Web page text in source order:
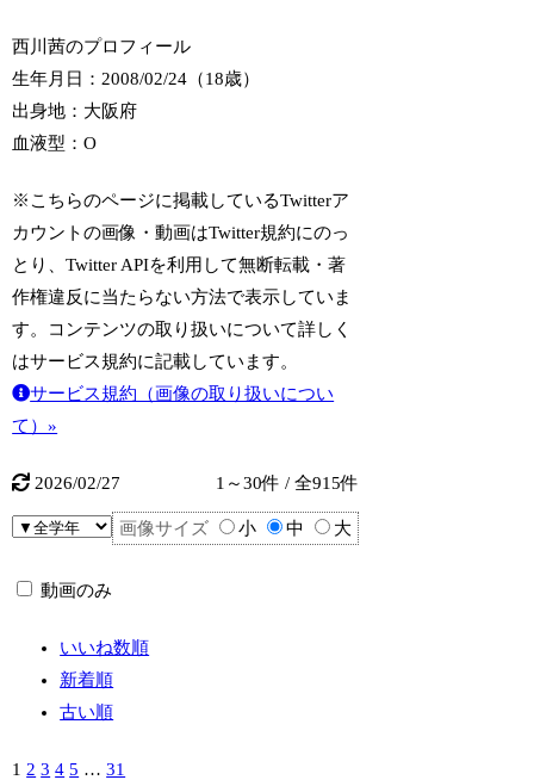
西川茜のプロフィール
生年月日：2008/02/24（18歳）
出身地：大阪府
血液型：O
※こちらのページに掲載しているTwitterア
カウントの画像・動画はTwitter規約にのっ
とり、Twitter APIを利用して無断転載・著
作権違反に当たらない方法で表示していま
す。コンテンツの取り扱いについて詳しく
はサービス規約に記載しています。
サービス規約（画像の取り扱いについ
て）»
2026/02/27 1～30件 / 全915件
画像サイズ 小 中 大
動画のみ
いいね数順
新着順
古い順
1 2 3 4 5 … 31